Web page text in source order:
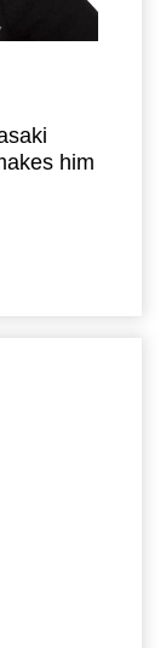
him